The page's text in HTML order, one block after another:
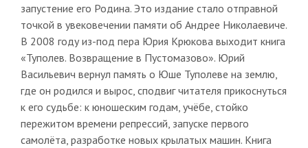
запустение его Родина. Это издание стало отправной
точкой в увековечении памяти об Андрее Николаевиче.
В 2008 году из-под пера Юрия Крюкова выходит книга
«Туполев. Возвращение в Пустомазово». Юрий
Васильевич вернул память о Юше Туполеве на землю,
где он родился и вырос, сподвиг читателя прикоснуться
к его судьбе: к юношеским годам, учёбе, стойко
пережитом времени репрессий, запуске первого
самолёта, разработке новых крылатых машин. Книга